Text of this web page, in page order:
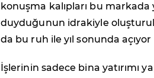
konuşma kalıpları bu
duyduğunun idrakiyle
da bu ruh ile yıl sonunda açıyor
İşlerinin sadece bina yatırımı